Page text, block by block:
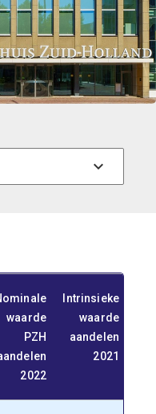
waarde
PZH
2022
Intrinsieke
waarde
aandelen
2021